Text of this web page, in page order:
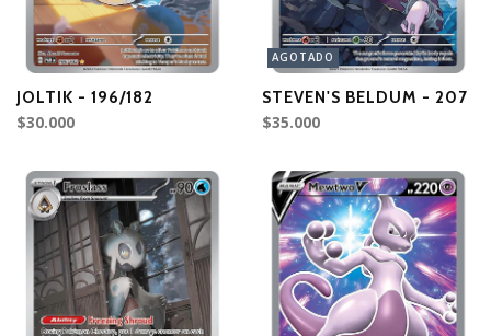
JOLTIK - 196/182
$30.000
AGOTADO
STEVEN'S BELDUM - 207
$35.000